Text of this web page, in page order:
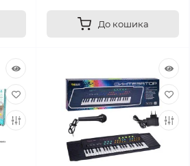
До кошика